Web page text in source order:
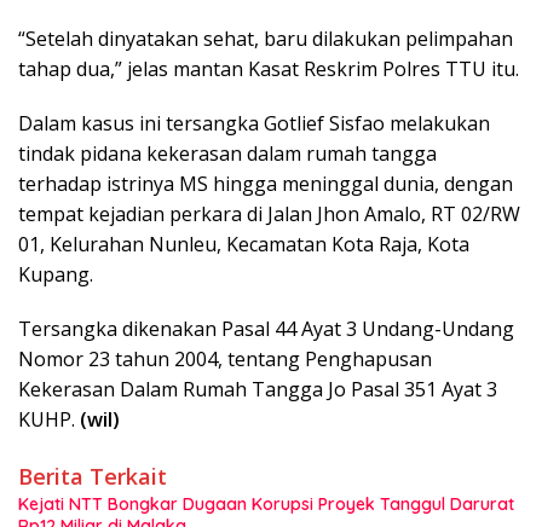
“Setelah dinyatakan sehat, baru dilakukan pelimpahan
tahap dua,” jelas mantan Kasat Reskrim Polres TTU itu.
Dalam kasus ini tersangka Gotlief Sisfao melakukan
tindak pidana kekerasan dalam rumah tangga
terhadap istrinya MS hingga meninggal dunia, dengan
tempat kejadian perkara di Jalan Jhon Amalo, RT 02/RW
01, Kelurahan Nunleu, Kecamatan Kota Raja, Kota
Kupang.
Tersangka dikenakan Pasal 44 Ayat 3 Undang-Undang
Nomor 23 tahun 2004, tentang Penghapusan
Kekerasan Dalam Rumah Tangga Jo Pasal 351 Ayat 3
KUHP. (wil)
Berita Terkait
Kejati NTT Bongkar Dugaan Korupsi Proyek Tanggul Darurat